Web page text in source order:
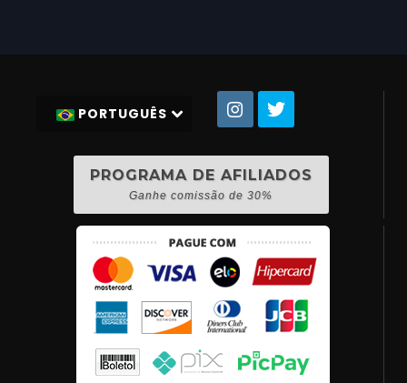
PORTUGUÊS
PROGRAMA DE AFILIADOS
Ganhe comissão de 30%